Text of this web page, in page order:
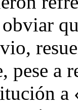
pese a
a